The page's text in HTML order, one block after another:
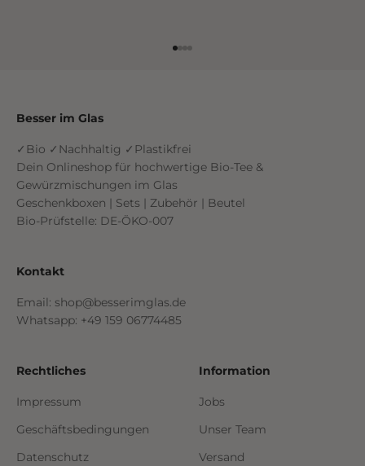
Besser im Glas
✓Bio ✓Nachhaltig ✓Plastikfrei
Dein Onlineshop für hochwertige Bio-Tee &
Gewürzmischungen im Glas
Geschenkboxen | Sets | Zubehör | Beutel
Bio-Prüfstelle: DE-ÖKO-007
Kontakt
Email: shop@besserimglas.de
Whatsapp: +49 159 06774485
Rechtliches
Impressum
Geschäftsbedingungen
Datenschutz
Information
Jobs
Unser Team
Versand